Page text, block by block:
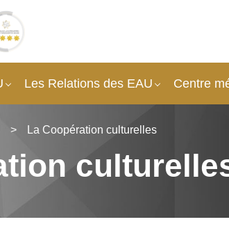
Les Relations des EAU Centre
> La Coopération culturelles